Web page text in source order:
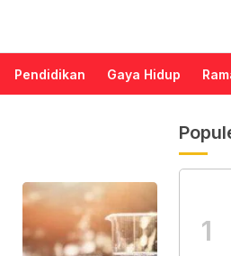
Pendidikan Gaya Hidup
1